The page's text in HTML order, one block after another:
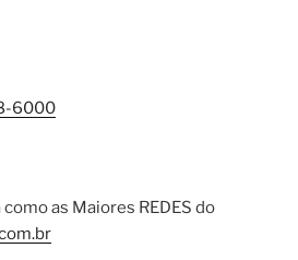
6000
as Maiores REDES do